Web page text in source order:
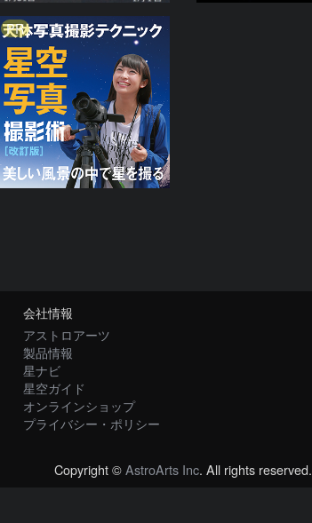
PR
会社情報
アストロアーツ
製品情報
星ナビ
星空ガイド
オンラインショップ
プライバシー・ポリシー
Copyright ©AstroArts Inc. All rights reserved.